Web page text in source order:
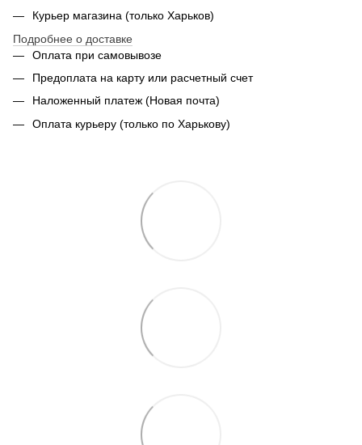
Курьер магазина (только Харьков)
Подробнее о доставке
Оплата при самовывозе
Предоплата на карту или расчетный счет
Наложенный платеж (Новая почта)
Оплата курьеру (только по Харькову)